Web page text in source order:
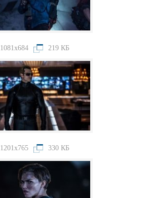
1081x684 219 КБ
1201x765 330 КБ